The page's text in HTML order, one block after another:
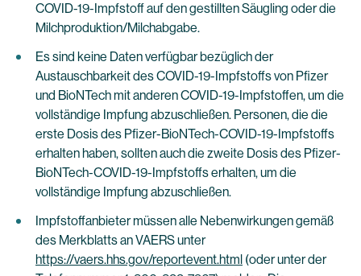
COVID-19-Impfstoff auf den gestillten Säugling oder die
Milchproduktion/Milchabgabe.
Es sind keine Daten verfügbar bezüglich der
Austauschbarkeit des COVID-19-Impfstoffs von Pfizer
und BioNTech mit anderen COVID-19-Impfstoffen, um die
vollständige Impfung abzuschließen. Personen, die die
erste Dosis des Pfizer-BioNTech-COVID-19-Impfstoffs
erhalten haben, sollten auch die zweite Dosis des Pfizer-
BioNTech-COVID-19-Impfstoffs erhalten, um die
vollständige Impfung abzuschließen.
Impfstoffanbieter müssen alle Nebenwirkungen gemäß
des Merkblatts an VAERS unter
https://vaers.hhs.gov/reportevent.html (oder unter der